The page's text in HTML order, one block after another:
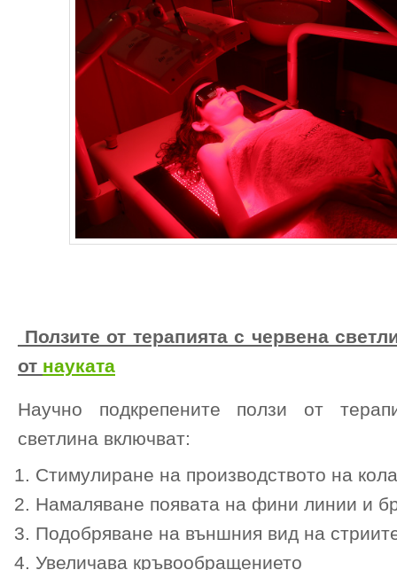
Ползите от терапията с червена
от науката
Научно подкрепените ползи от
светлина включват:
Стимулиране на производството на
Намаляване появата на фини линии и
Подобряване на външния вид на
Увеличава кръвообращението